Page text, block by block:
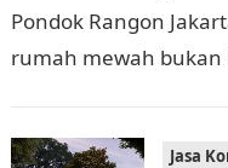
Pondok Rangon
rumah mewah
Jasa